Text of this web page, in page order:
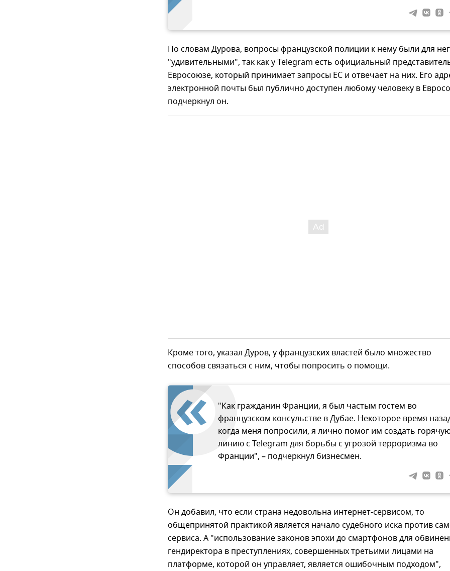
По словам Дурова, вопросы французской полиции к нему были для
"удивительными", так как у Telegram есть официальный
Евросоюзе, который принимает запросы ЕС и отвечает на них. Его
электронной почты был публично доступен любому человеку в
подчеркнул он.
Кроме того, указал Дуров, у французских властей было множество
способов связаться с ним, чтобы попросить о помощи.
"Как гражданин Франции, я был частым гостем во
французском консульстве в Дубае. Некоторое время
когда меня попросили, я лично помог им создать
линию с Telegram для борьбы с угрозой терроризма во
Франции", – подчеркнул бизнесмен.
Он добавил, что если страна недовольна интернет-сервисом, то
общепринятой практикой является начало судебного иска против
сервиса. А "использование законов эпохи до смартфонов для
гендиректора в преступлениях, совершенных третьими лицами на
платформе, которой он управляет, является ошибочным подходом",